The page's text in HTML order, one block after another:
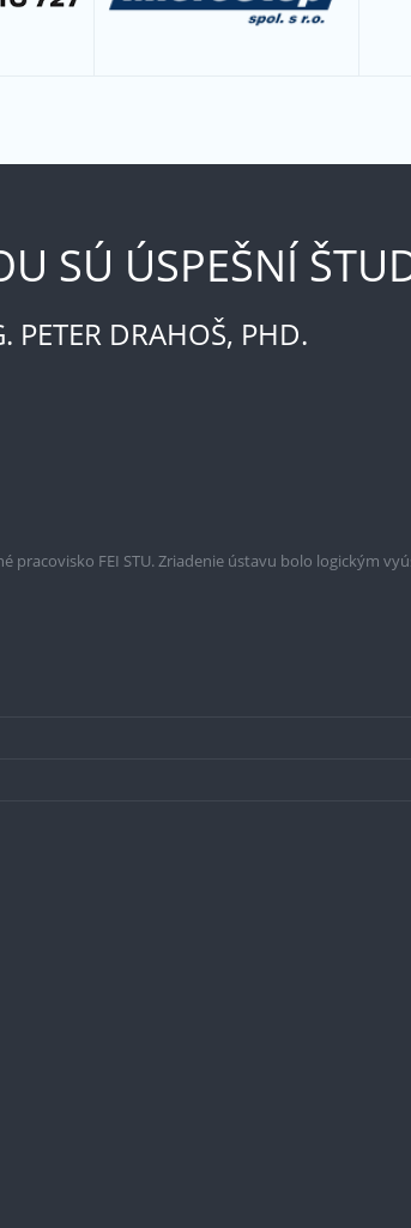
SÚ ÚSPEŠNÍ
PETER DRAHOŠ, PHD.
FEI STU. Zriadenie ústavu bolo logickým